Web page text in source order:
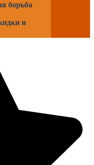
борьба
и